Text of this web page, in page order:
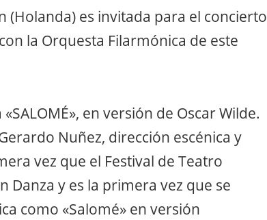
(Holanda) es invitada para el concierto
la Orquesta Filarmónica de este
en versión de Oscar Wilde.
Nuñez, dirección escénica y
vez que el Festival de Teatro
Danza y es la primera vez que se
como «Salomé» en versión